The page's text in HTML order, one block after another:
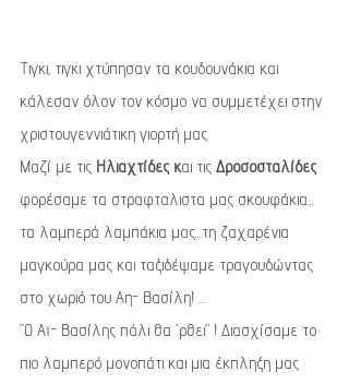
Τιγκι, τιγκι χτύπησαν τα κουδουνάκια και
κάλεσαν όλον τον κόσμο να συμμετέχει στην
χριστουγεννιάτικη γιορτή μας.
Μαζί με τις Ηλιαχτίδες και τις Δροσοσταλίδες
φορέσαμε τα στραφταλιστα μας σκουφάκια...
τα λαμπερά λαμπάκια μας...τη ζαχαρένια
μαγκούρα μας και ταξιδέψαμε τραγουδώντας
στο χωριό του Αη- Βασίλη! …
”Ο Αϊ- Βασίλης πάλι θα 'ρθει” ! Διασχίσαμε το
πιο λαμπερό μονοπάτι και μια έκπληξη μας